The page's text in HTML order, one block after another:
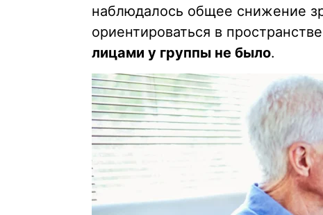
наблюдалось общее снижение
ориентироваться в
лицами у группы не было.